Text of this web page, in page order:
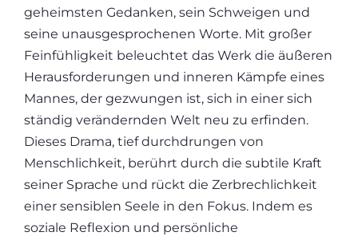
geheimsten Gedanken, sein Schweigen und
seine unausgesprochenen Worte. Mit großer
Feinfühligkeit beleuchtet das Werk die äußeren
Herausforderungen und inneren Kämpfe eines
Mannes, der gezwungen ist, sich in einer sich
ständig verändernden Welt neu zu erfinden.
Dieses Drama, tief durchdrungen von
Menschlichkeit, berührt durch die subtile Kraft
seiner Sprache und rückt die Zerbrechlichkeit
einer sensiblen Seele in den Fokus. Indem es
soziale Reflexion und persönliche